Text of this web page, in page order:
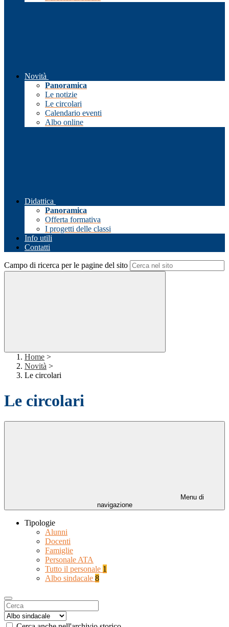
Novità
Panoramica
Le notizie
Le circolari
Calendario eventi
Albo online
Didattica
Panoramica
Offerta formativa
I progetti delle classi
Info utili
Contatti
Campo di ricerca per le pagine del sito
Home >
Novità >
Le circolari
Le circolari
Menu di
navigazione
Tipologie
Alunni
Docenti
Famiglie
Personale ATA
Tutto il personale 1
Albo sindacale 8